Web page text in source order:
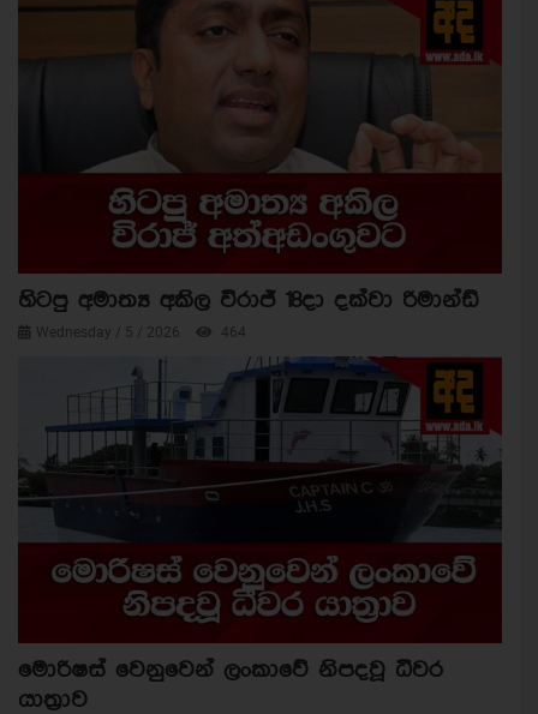
හිටපු අමාත්‍ය අකිල විරාජ් 18දා දක්වා රිමාන්ඩ්
Wednesday / 5 / 2026 464
මොරිෂස් වෙනුවෙන් ලංකාවේ නිපදවූ ධීවර
යාත්‍රාව